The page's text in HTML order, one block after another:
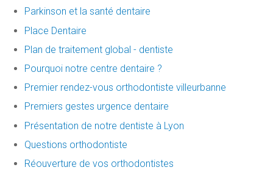
Parkinson et la santé dentaire
Place Dentaire
Plan de traitement global - dentiste
Pourquoi notre centre dentaire ?
Premier rendez-vous orthodontiste villeurbanne
Premiers gestes urgence dentaire
Présentation de notre dentiste à Lyon
Questions orthodontiste
Réouverture de vos orthodontistes